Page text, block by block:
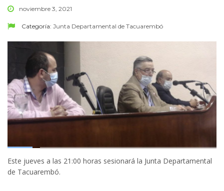
noviembre 3, 2021
Categoría: Junta Departamental de Tacuarembó
Este jueves a las 21:00 horas sesionará la Junta Departamental
de Tacuarembó.